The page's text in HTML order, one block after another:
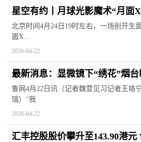
星空有约丨月球光影魔术“月面
北京时间4月24日19时左右，一场别开
面X...
2026-04-22
最新消息：显微镜下“绣花”烟
女子四根断指
鲁网4月22日讯（记者魏萱见习记者王珞
瑞）“我
2026-04-22
汇丰控股股价攀升至143.90港元